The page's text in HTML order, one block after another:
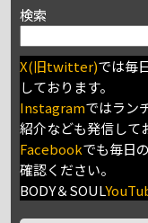
検索
X(旧twitter)では毎
しております。
Instagramではラン
紹介なども発信して
Facebookでも毎日
確認ください。
BODY＆SOUL